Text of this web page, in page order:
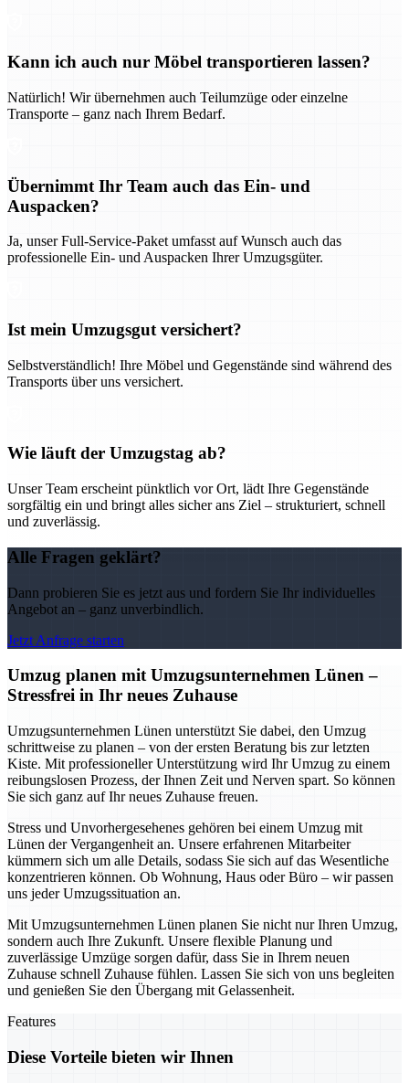
Kann ich auch nur Möbel transportieren lassen?
Natürlich! Wir übernehmen auch Teilumzüge oder einzelne
Transporte – ganz nach Ihrem Bedarf.
Übernimmt Ihr Team auch das Ein- und
Auspacken?
Ja, unser Full-Service-Paket umfasst auf Wunsch auch das
professionelle Ein- und Auspacken Ihrer Umzugsgüter.
Ist mein Umzugsgut versichert?
Selbstverständlich! Ihre Möbel und Gegenstände sind während des
Transports über uns versichert.
Wie läuft der Umzugstag ab?
Unser Team erscheint pünktlich vor Ort, lädt Ihre Gegenstände
sorgfältig ein und bringt alles sicher ans Ziel – strukturiert, schnell
und zuverlässig.
Alle Fragen geklärt?
Dann probieren Sie es jetzt aus und fordern Sie Ihr individuelles
Angebot an – ganz unverbindlich.
Jetzt Anfrage starten
Umzug planen mit Umzugsunternehmen Lünen –
Stressfrei in Ihr neues Zuhause
Umzugsunternehmen Lünen unterstützt Sie dabei, den Umzug
schrittweise zu planen – von der ersten Beratung bis zur letzten
Kiste. Mit professioneller Unterstützung wird Ihr Umzug zu einem
reibungslosen Prozess, der Ihnen Zeit und Nerven spart. So können
Sie sich ganz auf Ihr neues Zuhause freuen.
Stress und Unvorhergesehenes gehören bei einem Umzug mit
Lünen der Vergangenheit an. Unsere erfahrenen Mitarbeiter
kümmern sich um alle Details, sodass Sie sich auf das Wesentliche
konzentrieren können. Ob Wohnung, Haus oder Büro – wir passen
uns jeder Umzugssituation an.
Mit Umzugsunternehmen Lünen planen Sie nicht nur Ihren Umzug,
sondern auch Ihre Zukunft. Unsere flexible Planung und
zuverlässige Umzüge sorgen dafür, dass Sie in Ihrem neuen
Zuhause schnell Zuhause fühlen. Lassen Sie sich von uns begleiten
und genießen Sie den Übergang mit Gelassenheit.
Features
Diese Vorteile bieten wir Ihnen